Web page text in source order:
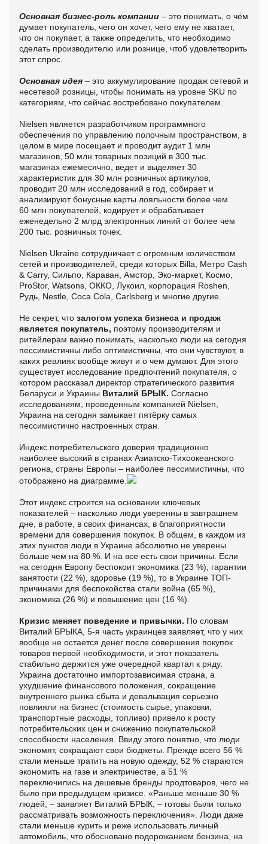
Основная бизнес-роль компании – это понимать, о чём
думает покупатель, чего он хочет, чего ему не хватает,
что он покупает, а также определить, что необходимо
сделать производителю или рознице, чтоб удовлетворить
этот спрос.
Основная идея – это аккумулирование продаж сетевой и
несетевой розницы, чтобы понимать на уровне SKU по
категориям, что сейчас востребовано покупателем.
Nielsen является разработчиком программного
обеспечения по управлению полочным пространством, в
целом в мире посещает и проводит аудит 1 млн
магазинов, 50 млн товарных позиций в 300 тыс.
магазинах ежемесячно, ведет и выделяет 30
характеристик для 30 млн розничных артикулов,
проводит 20 млн исследований в год, собирает и
анализируют бонусные карты лояльности более чем
60 млн покупателей, кодирует и обрабатывает
еженедельно 2 млрд электронных линий от более чем
200 тыс. розничных точек.
Nielsen Ukraine сотрудничает с огромным количеством
сетей и производителей, среди которых Billa, Метро Cash
& Carry, Сильпо, Караван, Амстор, Эко-маркет, Космо,
ProStor, Watsons, ОККО, Лукоил, корпорация Roshen,
Рудь, Nestle, Coca Cola, Carlsberg и многие другие.
Не секрет, что залогом успеха бизнеса и продаж
является покупатель, поэтому производителям и
ритейлерам важно понимать, насколько люди на сегодня
пессимистичны либо оптимистичны, что они чувствуют, в
каких реалиях вообще живут и о чем думают. Для этого
существует исследование предпочтений покупателя, о
котором рассказал директор стратегического развития
Беларуси и Украины Виталий БРЫК. Согласно
исследованиям, проведенным компанией Nielsen,
Украина на сегодня замыкает пятёрку самых
пессимистично настроенных стран.
Индекс потребительского доверия традиционно
наиболее высокий в странах Азиатско-Тихоокеанского
региона, страны Европы – наиболее пессимистичны, что
отображено на диаграмме.
Этот индекс строится на основании ключевых
показателей – насколько люди уверенны в завтрашнем
дне, в работе, в своих финансах, в благоприятности
времени для совершения покупок. В общем, в каждом из
этих пунктов люди в Украине абсолютно не уверены
больше чем на 80 %. И на все есть свои причины. Если
на сегодня Европу беспокоит экономика (23 %), гарантии
занятости (22 %), здоровье (19 %), то в Украине ТОП-
причинами для беспокойства стали война (65 %),
экономика (26 %) и повышение цен (16 %).
Кризис меняет поведение и привычки. По словам
Виталий БРЫКА, 5-я часть украинцев заявляет, что у них
вообще не остается денег после совершения покупок
товаров первой необходимости, и этот показатель
стабильно держится уже очередной квартал к ряду.
Украина достаточно импортозависимая страна, а
ухудшение финансового положения, сокращение
внутреннего рынка сбыта и девальвация серьезно
повлияли на бизнес (стоимость сырье, упаковки,
транспортные расходы, топливо) привело к росту
потребительских цен и снижению покупательской
способности населения. Ввиду этого понятно, что люди
экономят, сокращают свои бюджеты. Прежде всего 56 %
стали меньше тратить на новую одежду, 52 % стараются
экономить на газе и электричестве, а 51 %
переключились на дешевые бренды продтоваров, чего не
было при предыдущем кризисе. «Раньше меньше 30 %
людей, – заявляет Виталий БРЫК, – готовы были только
рассматривать возможность переключения». Люди даже
стали меньше курить и реже использовать личный
автомобиль, что обосновано подорожанием бензина, на